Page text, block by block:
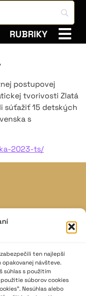
ten najlepší
návšteve.
súhlas s použitím
súborov cookies
Nesúhlas alebo
RUBRIKY
postupovej
tvorivosti Zlatá
súťažiť 15 detských
s
2023-ts/
centrum